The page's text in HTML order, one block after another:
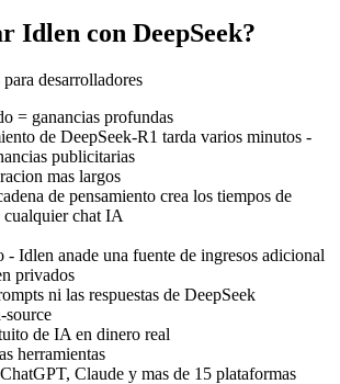
Idlen con DeepSeek?
desarrolladores
= ganancias profundas
de DeepSeek-R1 tarda varios minutos -
publicitarias
mas largos
de pensamiento crea los tiempos de
cualquier chat IA
- Idlen anade una fuente de ingresos adicional
privados
ni las respuestas de DeepSeek
source
de IA en dinero real
herramientas
Claude y mas de 15 plataformas